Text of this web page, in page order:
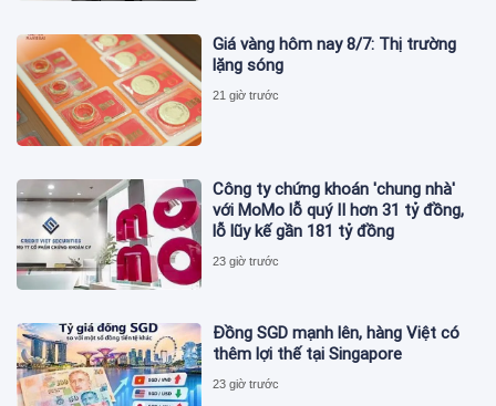
Giá vàng hôm nay 8/7: Thị trường
lặng sóng
21 giờ trước
Công ty chứng khoán 'chung nhà'
với MoMo lỗ quý II hơn 31 tỷ đồng,
lỗ lũy kế gần 181 tỷ đồng
23 giờ trước
Đồng SGD mạnh lên, hàng Việt có
thêm lợi thế tại Singapore
23 giờ trước